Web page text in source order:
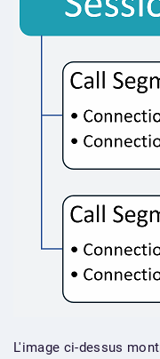
L'image ci-dessus